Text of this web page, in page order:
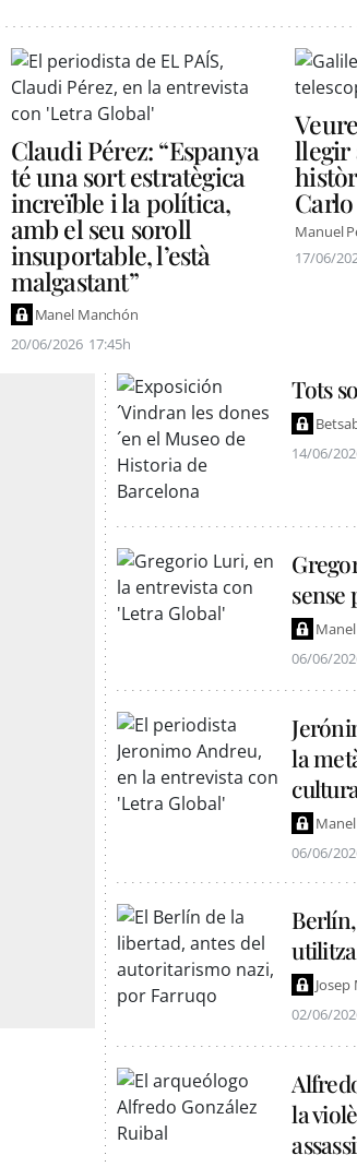
Claudi Pérez: “Espanya
té una sort estratègica
increïble i la política,
amb el seu soroll
insuportable, l’està
malgastant”
Manel Manchón
20/06/2026 17:45h
llegir
Manuel
17/06/
Tots
14/06/
sense
06/06/
la
06/06/
Josep
02/06/
la